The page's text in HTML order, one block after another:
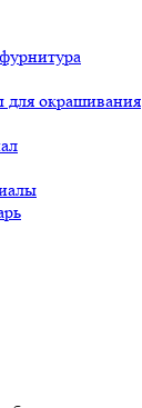
для окрашивания